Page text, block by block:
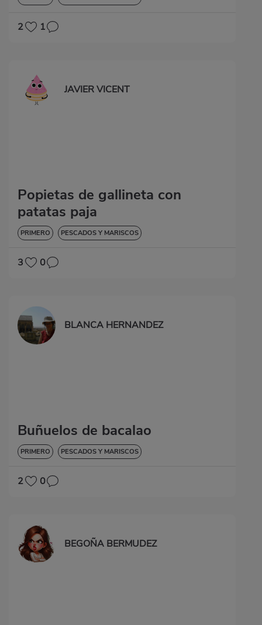
2 1
JAVIER VICENT
Popietas de gallineta con
patatas paja
PRIMERO PESCADOS Y MARISCOS
3 0
BLANCA HERNANDEZ
Buñuelos de bacalao
PRIMERO PESCADOS Y MARISCOS
2 0
BEGOÑA BERMUDEZ